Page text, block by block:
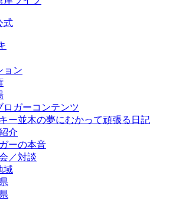
式
ョン
ロガーコンテンツ
ー並木の夢にむかって頑張る日記
介
ーの本音
／対談
域